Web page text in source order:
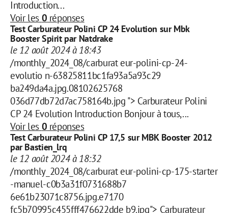
Introduction...
Voir les 0 réponses
Test Carburateur Polini CP 24 Evolution sur Mbk
Booster Spirit par Natdrake
le 12 août 2024 à 18:43
/monthly_2024_08/carburat eur-polini-cp-24-
evolutio n-63825811bc1fa93a5a93c29
ba249da4a.jpg.08102625768
036d77db72d7ac758164b.jpg "> Carburateur Polini
CP 24 Evolution Introduction Bonjour à tous,...
Voir les 0 réponses
Test Carburateur Polini CP 17,5 sur MBK Booster 2012
par Bastien_lrq
le 12 août 2024 à 18:32
/monthly_2024_08/carburat eur-polini-cp-175-starter
-manuel-c0b3a31f0731688b7
6e61b23071c8756.jpg.e7170
fc5b70995c455fff476622dde b9.jpg"> Carburateur